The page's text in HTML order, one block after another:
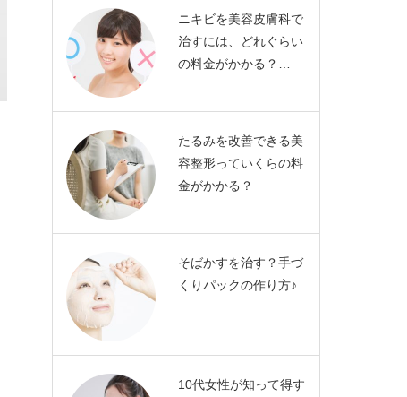
ニキビを美容皮膚科で
治すには、どれぐらい
の料金がかかる？…
たるみを改善できる美
容整形っていくらの料
金がかかる？
そばかすを治す？手づ
くりパックの作り方♪
10代女性が知って得す